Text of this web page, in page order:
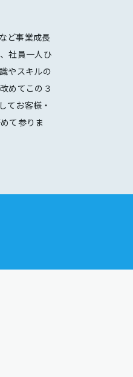
ど事業成長
社員一人ひ
やスキルの
めてこの３
てお客様・
て参りま